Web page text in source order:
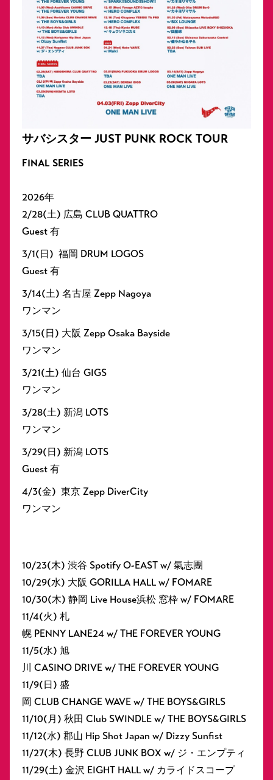
サバシスター JUST PUNK ROCK TOUR
FINAL SERIES
2026年
2/28(土) 広島 CLUB QUATTRO
Guest 有
3/1(日) 福岡 DRUM LOGOS
Guest 有
3/14(土) 名古屋 Zepp Nagoya
ワンマン
3/15(日) 大阪 Zepp Osaka Bayside
ワンマン
3/21(土) 仙台 GIGS
ワンマン
3/28(土) 新潟 LOTS
ワンマン
3/29(日) 新潟 LOTS
Guest 有
4/3(金) 東京 Zepp DiverCity
ワンマン
10/23(木) 渋谷 Spotify O-EAST w/ 氣志團
10/29(水) 大阪 GORILLA HALL w/ FOMARE
10/30(木) 静岡 Live House浜松 窓枠 w/ FOMARE
11/4(火) 札
幌 PENNY LANE24 w/ THE FOREVER YOUNG
11/5(水) 旭
川 CASINO DRIVE w/ THE FOREVER YOUNG
11/9(日) 盛
岡 CLUB CHANGE WAVE w/ THE BOYS&GIRLS
11/10(月) 秋田 Club SWINDLE w/ THE BOYS&GIRLS
11/12(水) 郡山 Hip Shot Japan w/ Dizzy Sunfist
11/27(木) 長野 CLUB JUNK BOX w/ ジ・エンプティ
11/29(土) 金沢 EIGHT HALL w/ カライドスコープ